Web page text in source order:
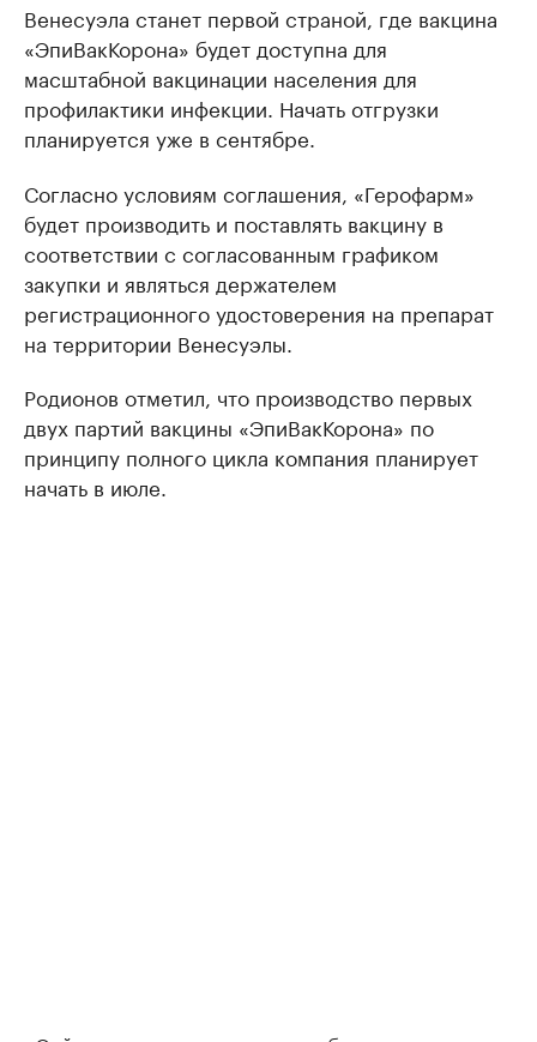
Венесуэла станет первой страной, где вакцина
«ЭпиВакКорона» будет доступна для
масштабной вакцинации населения для
профилактики инфекции. Начать отгрузки
планируется уже в сентябре.
Согласно условиям соглашения, «Герофарм»
будет производить и поставлять вакцину в
соответствии с согласованным графиком
закупки и являться держателем
регистрационного удостоверения на препарат
на территории Венесуэлы.
Родионов отметил, что производство первых
двух партий вакцины «ЭпиВакКорона» по
принципу полного цикла компания планирует
начать в июле.